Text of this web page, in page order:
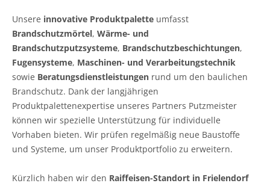
Unsere innovative Produktpalette umfasst
Brandschutzmörtel, Wärme- und
Brandschutzputzsysteme, Brandschutzbeschichtungen,
Fugensysteme, Maschinen- und Verarbeitungstechnik
sowie Beratungsdienstleistungen rund um den baulichen
Brandschutz. Dank der langjährigen
Produktpalettenexpertise unseres Partners Putzmeister
können wir spezielle Unterstützung für individuelle
Vorhaben bieten. Wir prüfen regelmäßig neue Baustoffe
und Systeme, um unser Produktportfolio zu erweitern.
Kürzlich haben wir den Raiffeisen-Standort in Frielendorf